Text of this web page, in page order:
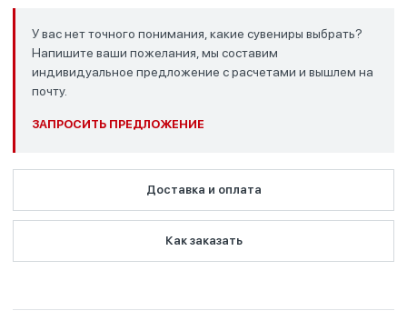
У вас нет точного понимания, какие сувениры выбрать?
Напишите ваши пожелания, мы составим
индивидуальное предложение с расчетами и вышлем на
почту.
ЗАПРОСИТЬ ПРЕДЛОЖЕНИЕ
Доставка и оплата
Как заказать